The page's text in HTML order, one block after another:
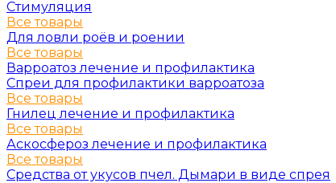
Стимуляция
Все товары
Для ловли роёв и роении
Все товары
Варроатоз лечение и профилактика
Спреи для профилактики варроатоза
Все товары
Гнилец лечение и профилактика
Все товары
Аскосфероз лечение и профилактика
Все товары
Средства от укусов пчел. Дымари в виде спрея